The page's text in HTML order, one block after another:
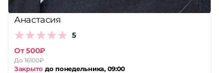
Анастасия
5
От 500₽
До 16100₽
Закрыто до понедельника, 09:00